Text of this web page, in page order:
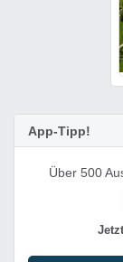
App-Tipp!
Über 500